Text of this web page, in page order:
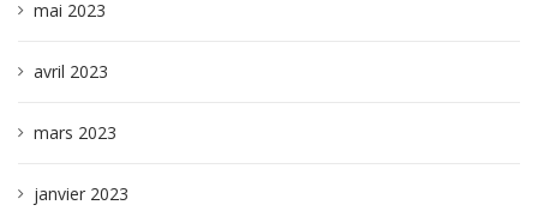
mai 2023
avril 2023
mars 2023
janvier 2023